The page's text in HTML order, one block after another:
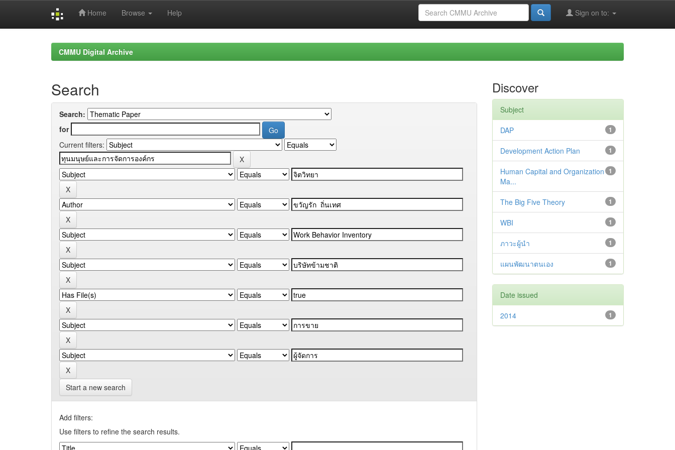
Home Browse Help Sign on to:
CMMU Digital Archive
Search
Search:
for
Current filters:
Start a new search
Add filters:
Use filters to refine the search results.
Discover
Subject
1
DAP
1
Development Action Plan
1
Human Capital and Organization
Ma...
1
The Big Five Theory
1
WBI
1
ภาวะผู้นำ
1
แผนพัฒนาตนเอง
Date issued
1
2014